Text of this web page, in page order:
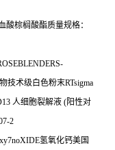
酸棕榈酸酯质量规格：
技术级白色粉末RTsigma
人细胞裂解液 (阳性对
2
氢氧化钙美国